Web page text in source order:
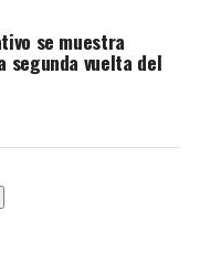
se muestra
segunda vuelta del